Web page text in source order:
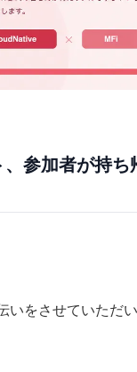
参加者が持
をさせていただ